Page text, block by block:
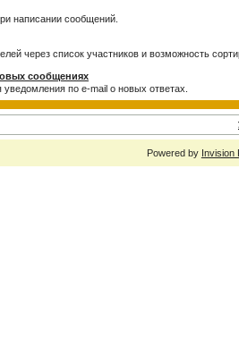
написании сообщений.
через список участников и возможность
сообщениях
по e-mail о новых ответах.
Powered by Invision